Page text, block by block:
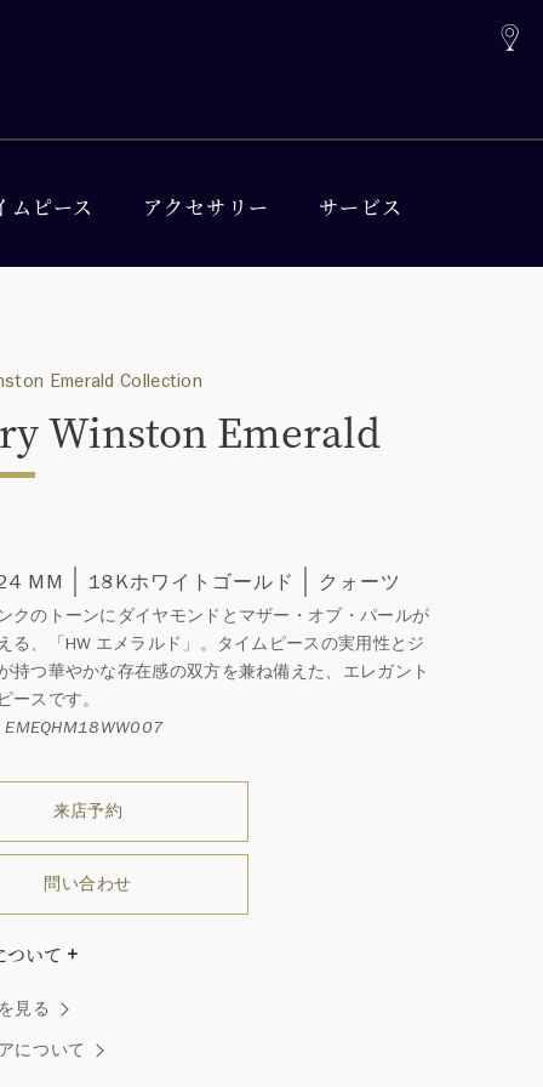
ムピース アクセサリー サービス
Emerald Collection
Winston Emerald
MM 18Kホワイトゴールド クォーツ
クのトーンにダイヤモンドとマザー・オブ・パールが
る、「HW エメラルド」。タイムピースの実用性とジ
持つ華やかな存在感の双方を兼ね備えた、エレガント
ースです。
EMEQHM18WW007
来店予約
問い合わせ
ついて
トンはそう語りました。ハリー・ウィンストンによって
た最高品質のダイヤモンド及びジェムストーンは、ひと
が唯一無二の個性を有する天然の素材であるため、同製
見る
について